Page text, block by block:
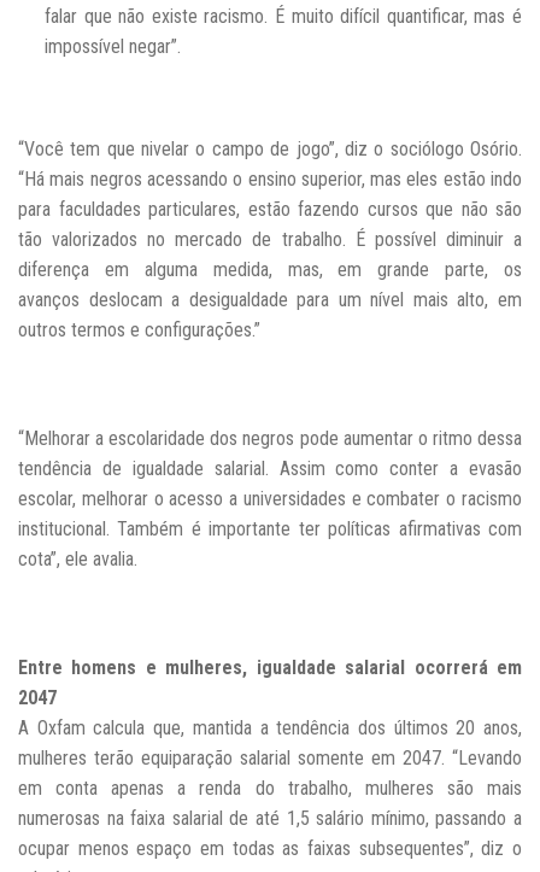
falar que não existe racismo. É muito difícil quantificar, mas é
impossível negar”.
“Você tem que nivelar o campo de jogo”, diz o sociólogo Osório.
“Há mais negros acessando o ensino superior, mas eles estão indo
para faculdades particulares, estão fazendo cursos que não são
tão valorizados no mercado de trabalho. É possível diminuir a
diferença em alguma medida, mas, em grande parte, os
avanços deslocam a desigualdade para um nível mais alto, em
outros termos e configurações.”
“Melhorar a escolaridade dos negros pode aumentar o ritmo dessa
tendência de igualdade salarial. Assim como conter a evasão
escolar, melhorar o acesso a universidades e combater o racismo
institucional. Também é importante ter políticas afirmativas com
cota”, ele avalia.
Entre homens e mulheres, igualdade salarial ocorrerá em
2047
A Oxfam calcula que, mantida a tendência dos últimos 20 anos,
mulheres terão equiparação salarial somente em 2047. “Levando
em conta apenas a renda do trabalho, mulheres são mais
numerosas na faixa salarial de até 1,5 salário mínimo, passando a
ocupar menos espaço em todas as faixas subsequentes”, diz o